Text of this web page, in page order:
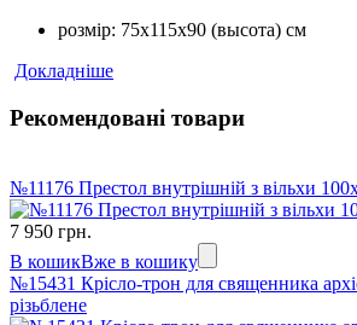
розмір: 75х115х90 (высота) см
Докладніше
Рекомендовані товари
№11176 Престол внутрішній з вільхи
7 950 грн.
В кошикВже в кошику
№15431 Крісло-трон для священника
різьблене